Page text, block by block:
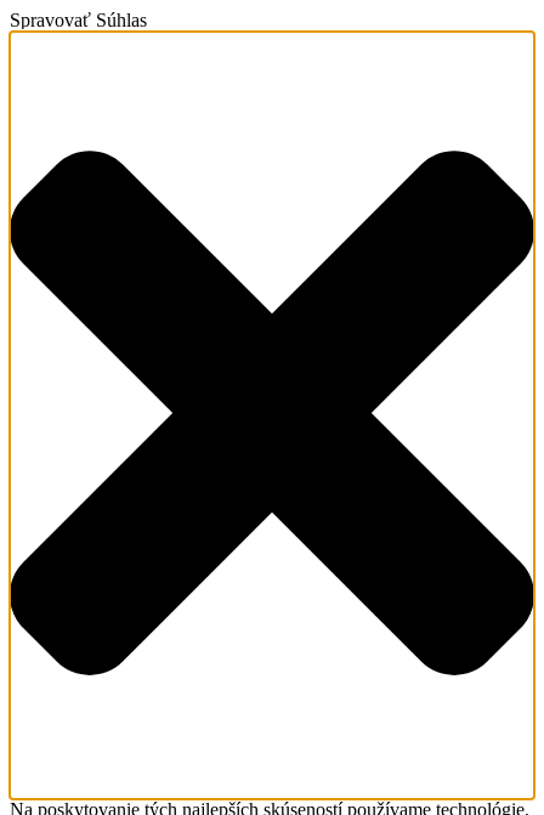
Spravovať Súhlas
Na poskytovanie tých najlepších skúseností používame technológie,